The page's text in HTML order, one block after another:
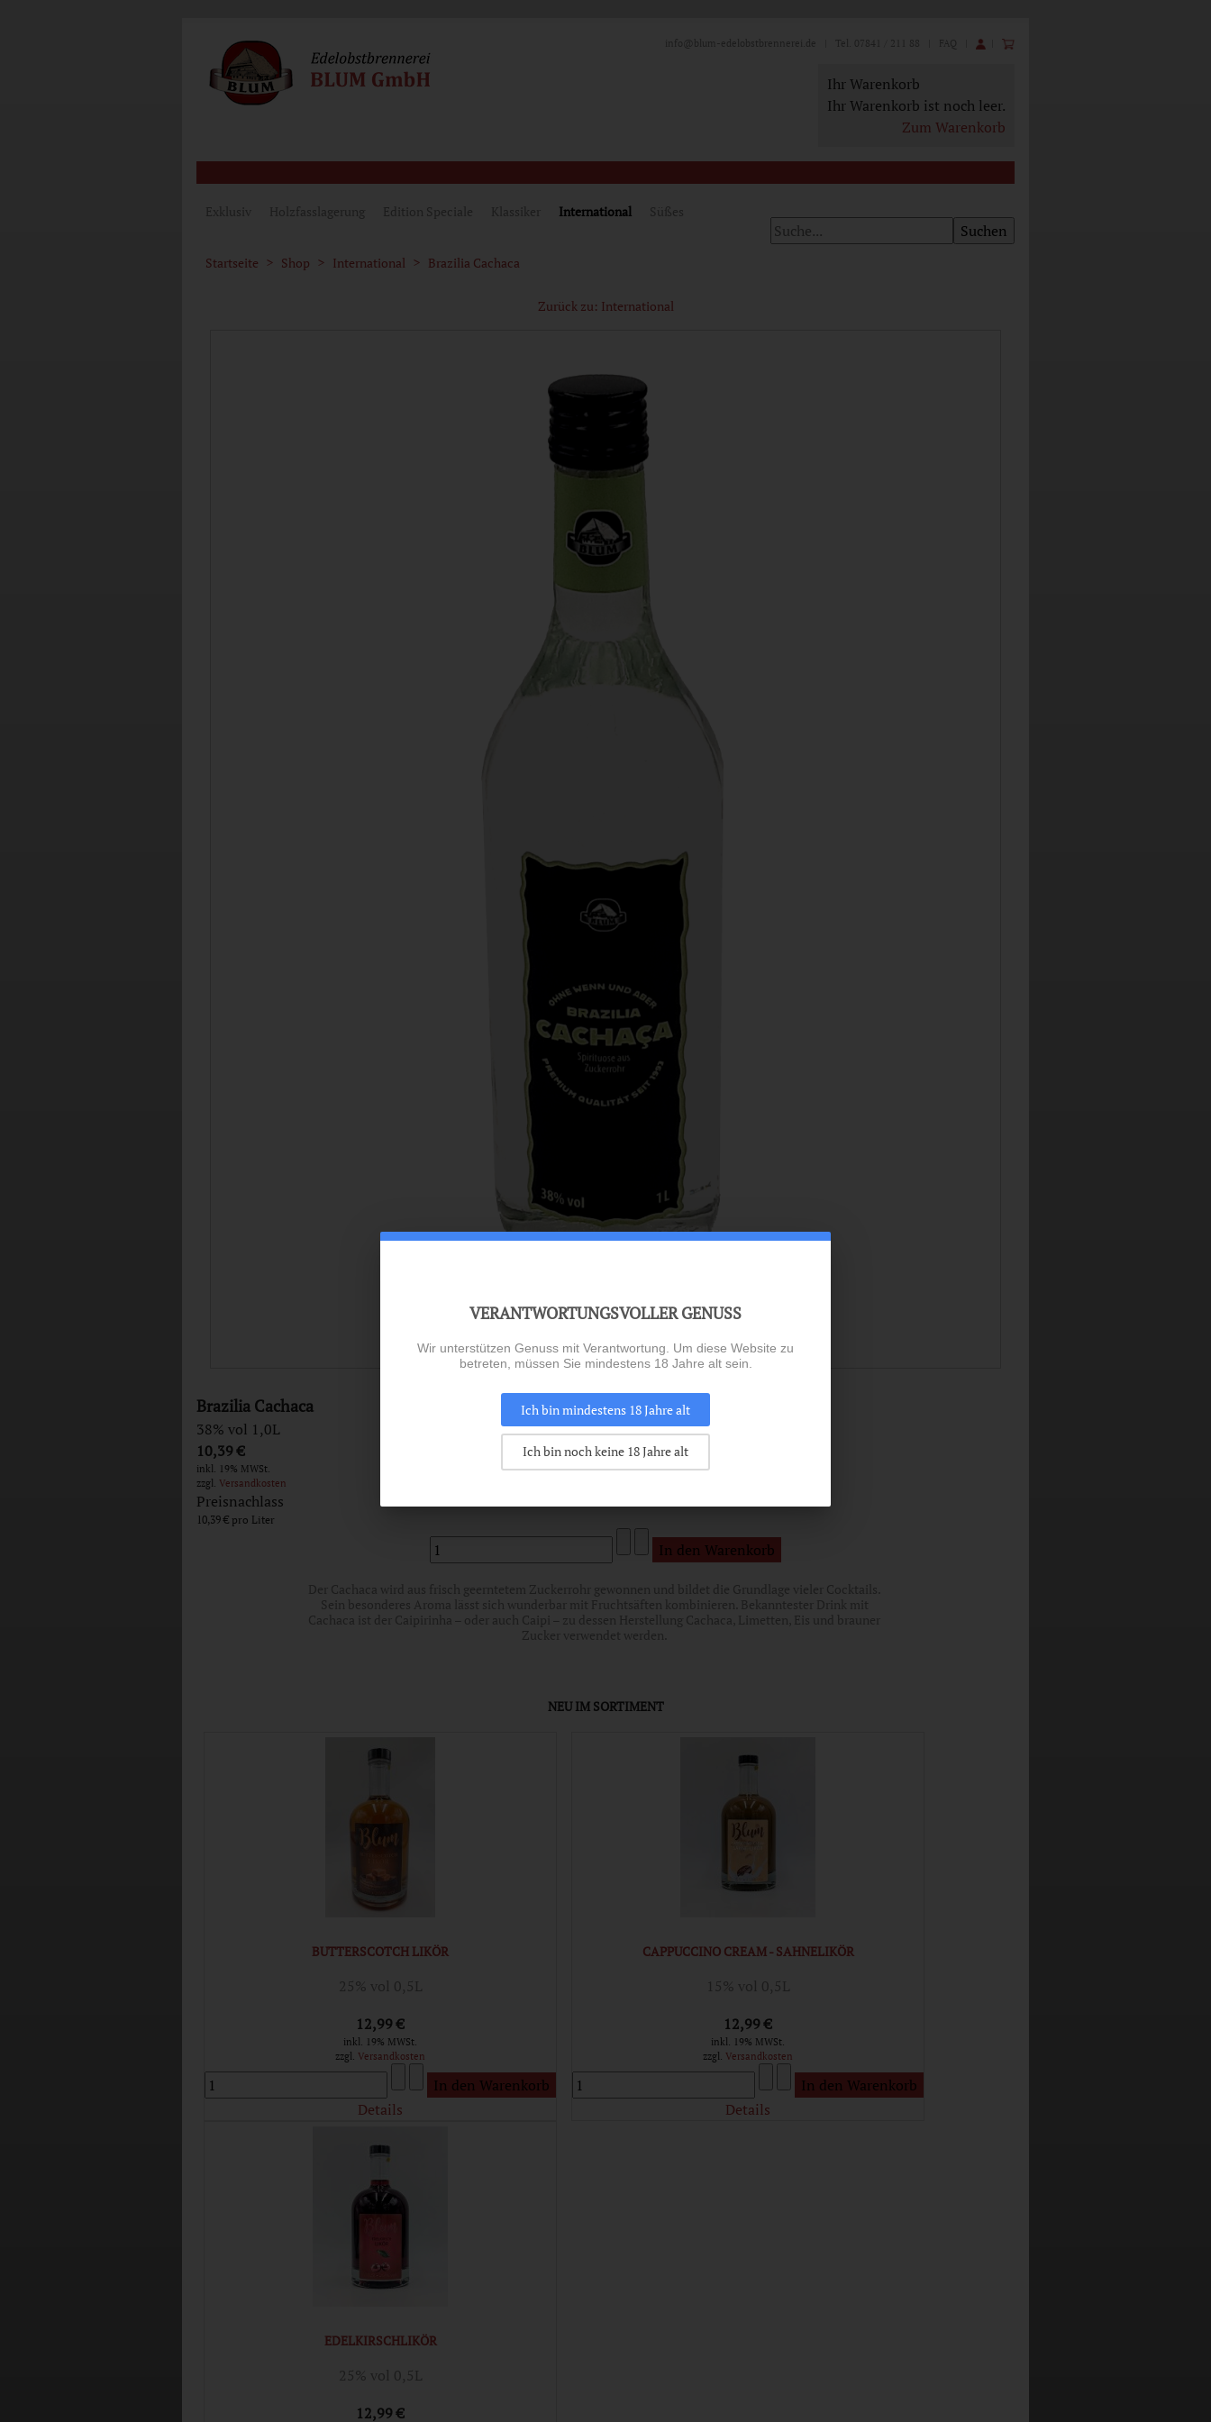
info@blum-edelobstbrennerei.de | Tel. 07841 / 211 88 | FAQ
Ihr Warenkorb
Ihr Warenkorb ist noch leer.
Zum Warenkorb
Exklusiv Holzfasslagerung Edition Speciale Klassiker International Süßes
Startseite Shop International Brazilia Cachaca
Zurück zu: International
Brazilia Cachaca
38% vol 1,0L
10,39 €
inkl. 19% MWSt.
zzgl. Versandkosten
Preisnachlass
10,39 €
Der Cachaca wird aus frisch geerntetem Zuckerrohr gewonnen und bildet die Grundlage vieler Cocktails.
Sein besonderes Aroma lässt sich wunderbar mit Fruchtsäften kombinieren. Bekanntester Drink mit
Cachaca ist der Caipirinha – oder auch Caipi – zu dessen Herstellung Cachaca, Limetten, Eis und brauner
Zucker verwendet werden.
NEU IM SORTIMENT
BUTTERSCOTCH LIKÖR
25% vol 0,5L
12,99 €
inkl. 19% MWSt.
zzgl. Versandkosten
Details
CAPPUCCINO CREAM - SAHNELIKÖR
15% vol 0,5L
12,99 €
inkl. 19% MWSt.
zzgl. Versandkosten
Details
EDELKIRSCHLIKÖR
25% vol 0,5L
12,99 €
VERANTWORTUNGSVOLLER GENUSS
Wir unterstützen Genuss mit Verantwortung. Um diese Website zu
betreten, müssen Sie mindestens 18 Jahre alt sein.
Ich bin mindestens 18 Jahre alt
Ich bin noch keine 18 Jahre alt